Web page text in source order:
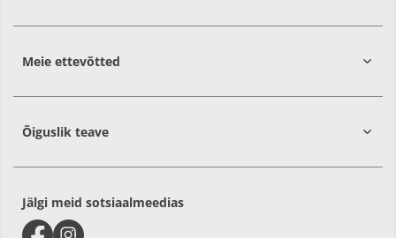
74209Harju
Meie ettevõtted
Õiguslik teave
Jälgi meid sotsiaalmeedias